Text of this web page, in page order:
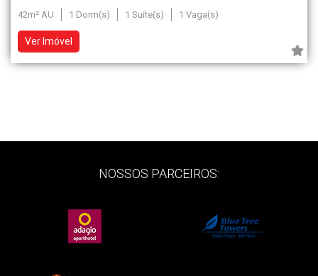
42m² AU
1 Dorm(s) 1 Suíte(s) 1 Vaga(s)
Ver Imóvel
NOSSOS PARCEIROS: